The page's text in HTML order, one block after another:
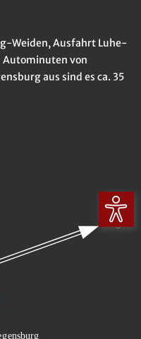
Weiden, Ausfahrt Luhe-
Autominuten von
aus sind es ca. 35